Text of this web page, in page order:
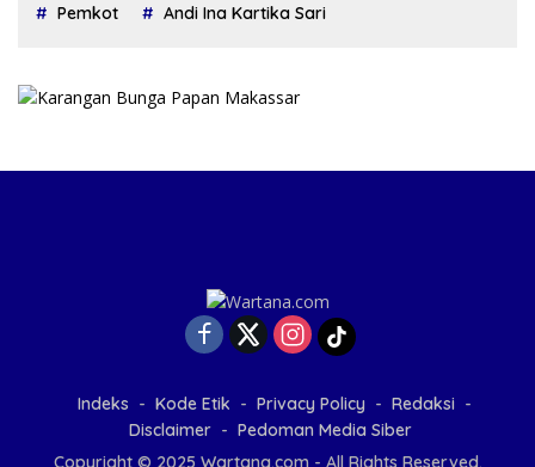
Pemkot Andi Ina Kartika Sari
Indeks Kode Etik Privacy Policy
Redaksi
Disclaimer
Pedoman Media Siber
Copyright © 2025 Wartana.com - All Rights Reserved.